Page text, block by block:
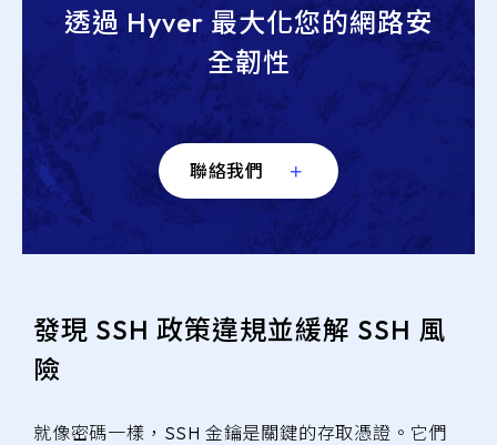
透過 Hyver 最大化您的網路安
全韌性
聯絡我們
發現 SSH 政策違規並緩解 SSH 風
險
就像密碼一樣，SSH 金鑰是關鍵的存取憑證。它們